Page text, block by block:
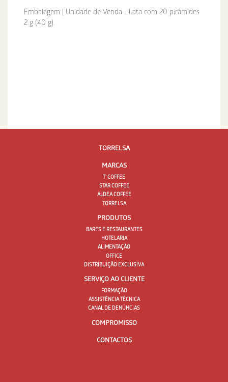
Embalagem | Unidade de Venda - Lata com 20 pirâmides
2 g (40 g).
TORRELSA
MARCAS
T' COFFEE
STAR COFFEE
ALDEA COFFEE
TORRELSA
PRODUTOS
BARES E RESTAURANTES
HOTELARIA
ALIMENTAÇÃO
OFFICE
DISTRIBUIÇÃO EXCLUSIVA
SERVIÇO AO CLIENTE
FORMAÇÃO
ASSISTÊNCIA TÉCNICA
CANAL DE DENÚNCIAS
COMPROMISSO
CONTACTOS